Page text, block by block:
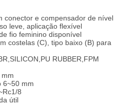
conector e compensador de nível
leve, aplicação flexível
fio feminino disponível
costelas (C), tipo baixo (B) para
RUBBER,FPM
6~50 mm
8
útil